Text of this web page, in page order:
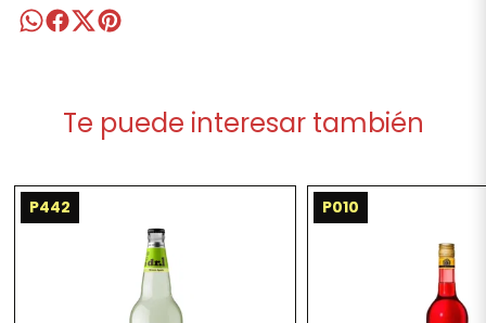
Te puede interesar también
P442 P010